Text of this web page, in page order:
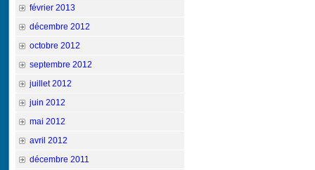
février 2013
décembre 2012
octobre 2012
septembre 2012
juillet 2012
juin 2012
mai 2012
avril 2012
décembre 2011